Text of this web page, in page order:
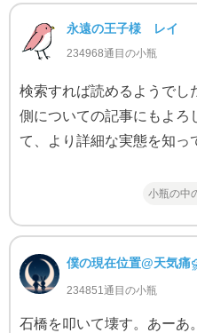
永遠の王子様 レイ
234968通目の小瓶
検索すれば読めるようでし
側についての記事にもよろ
て、より詳細な実態を知っ
小瓶の中
僕の現在位置@天気
234851通目の小瓶
石橋を叩いて壊す。あーあ。